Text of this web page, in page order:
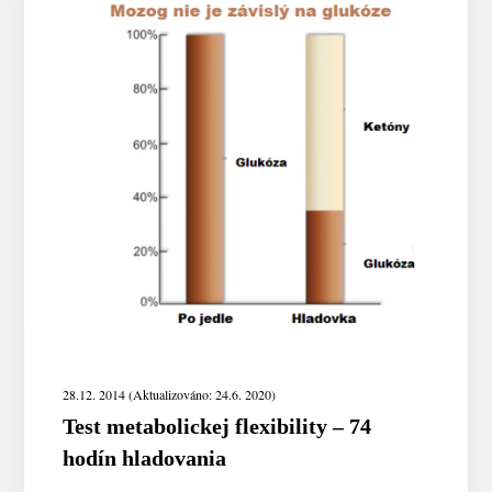
28.12. 2014 (Aktualizováno: 24.6. 2020)
Test metabolickej flexibility – 74
hodín hladovania